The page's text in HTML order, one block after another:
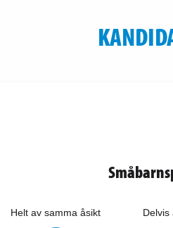
Helt av samma åsikt Delvis